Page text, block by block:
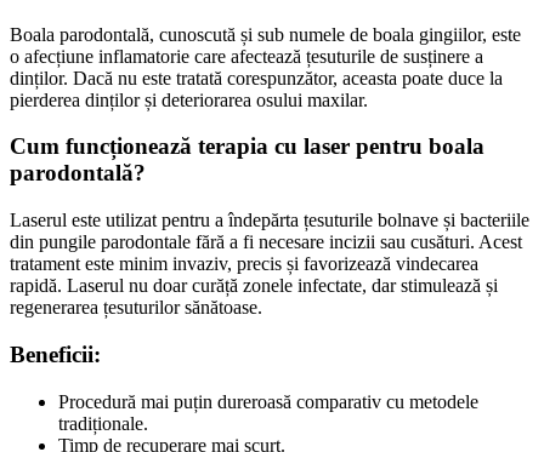
Boala parodontală, cunoscută și sub numele de boala gingiilor, este
o afecțiune inflamatorie care afectează țesuturile de susținere a
dinților. Dacă nu este tratată corespunzător, aceasta poate duce la
pierderea dinților și deteriorarea osului maxilar.
Cum funcționează terapia cu laser pentru boala
parodontală?
Laserul este utilizat pentru a îndepărta țesuturile bolnave și bacteriile
din pungile parodontale fără a fi necesare incizii sau cusături. Acest
tratament este minim invaziv, precis și favorizează vindecarea
rapidă. Laserul nu doar curăță zonele infectate, dar stimulează și
regenerarea țesuturilor sănătoase.
Beneficii:
Procedură mai puțin dureroasă comparativ cu metodele
tradiționale.
Timp de recuperare mai scurt.